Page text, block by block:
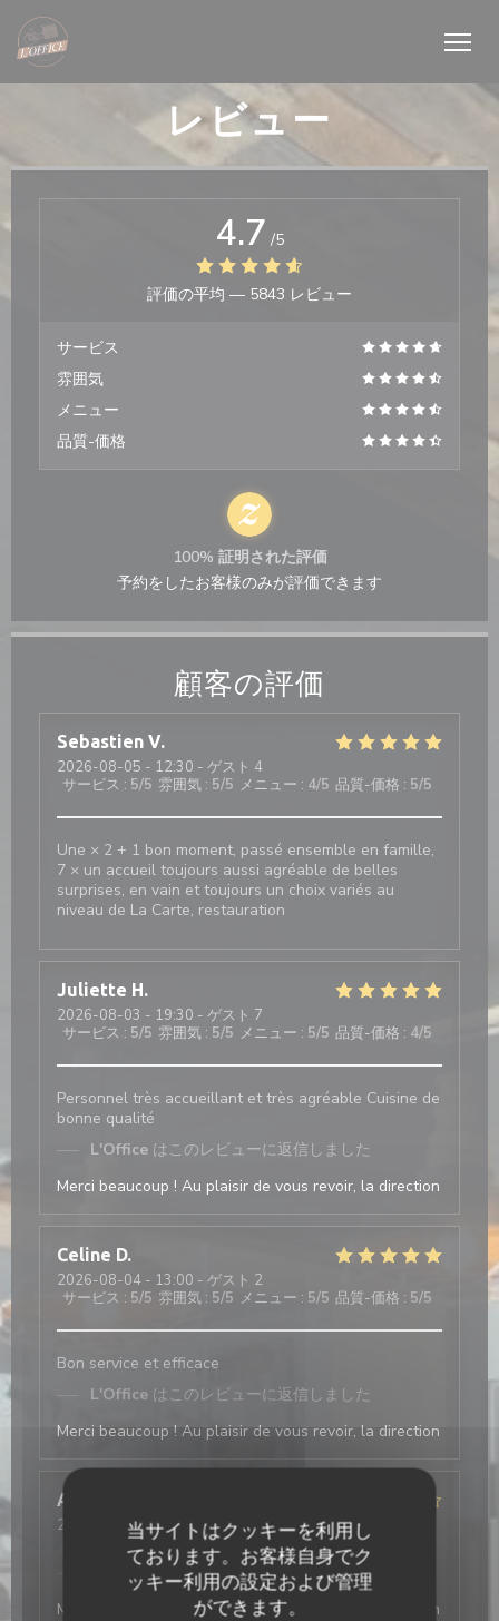
クッキー利用の管理について
当サイトはクッキーを利用し
ております。お客様自身でク
ッキー利用の設定および管理
ができます。
レビュー
顧客の評価
Sebastien V
2026-08-05 - 12:30 - ゲスト 4
サービス : 5/5 雰囲気 : 5/5 メニュー : 4/5 品質-価格 : 5/5
Une × 2 + 1 bon moment, passé ensemble en famille,
7 × un accueil toujours aussi agréable de belles
surprises, en vain et toujours un choix variés au
niveau de La Carte, restauration
Juliette H
2026-08-03 - 19:30 - ゲスト 7
サービス : 5/5 雰囲気 : 5/5 メニュー : 5/5 品質-価格 : 4/5
Personnel très accueillant et très agréable Cuisine de
bonne qualité
L'Office はこのレビューに返信しました
Merci beaucoup ! Au plaisir de vous revoir, la direction
Celine D
2026-08-04 - 13:00 - ゲスト 2
サービス : 5/5 雰囲気 : 5/5 メニュー : 5/5 品質-価格 : 5/5
Bon service et efficace
L'Office はこのレビューに返信しました
Merci beaucoup ! Au plaisir de vous revoir, la direction
Antonio
2026-08-03- 19:30 - ゲスト 2
5/5 雰囲気 : 4/5 メニュー :5/5 品質-価格
L'Office はこのレビューに返信しました
Merci beaucoup ! Au plaisir de vous revoir, la direction
4.7 /5
評価の平均 — 5843 レビュー
サービス
雰囲気
メニュー
品質-価格
100% 証明された評価
予約をしたお客様のみが評価できます